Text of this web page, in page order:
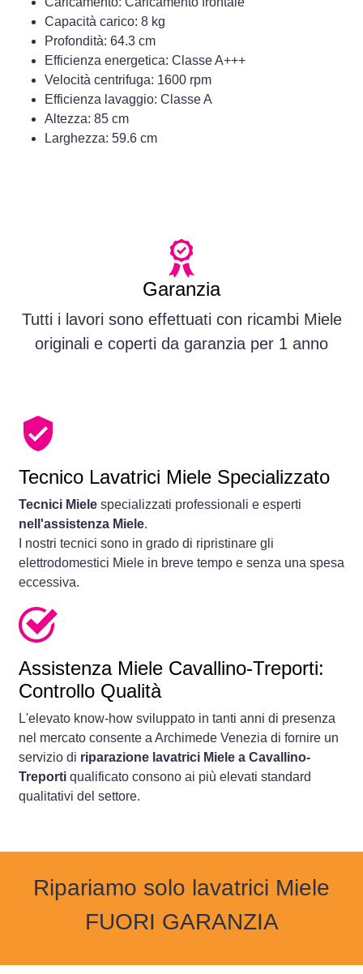
Capacità carico: 8 kg
Profondità: 64.3 cm
Efficienza energetica: Classe A+++
Velocità centrifuga: 1600 rpm
Efficienza lavaggio: Classe A
Altezza: 85 cm
Larghezza: 59.6 cm
Garanzia
Tutti i lavori sono effettuati con ricambi Miele
originali e coperti da garanzia per 1 anno
Tecnico Lavatrici Miele Specializzato
Tecnici Miele specializzati professionali e esperti
nell'assistenza Miele.
I nostri tecnici sono in grado di ripristinare gli
elettrodomestici Miele in breve tempo e senza una spesa
eccessiva.
Assistenza Miele Cavallino-Treporti:
Controllo Qualità
L'elevato know-how sviluppato in tanti anni di presenza
nel mercato consente a Archimede Venezia di fornire un
servizio di riparazione lavatrici Miele a Cavallino-
Treporti qualificato consono ai più elevati standard
qualitativi del settore.
Ripariamo solo lavatrici Miele
FUORI GARANZIA